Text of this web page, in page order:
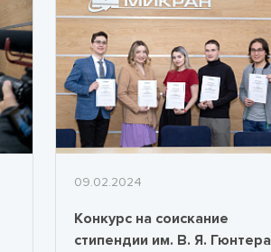
09.02.2024
Конкурс на соискание
стипендии им. В. Я. Гюнтера